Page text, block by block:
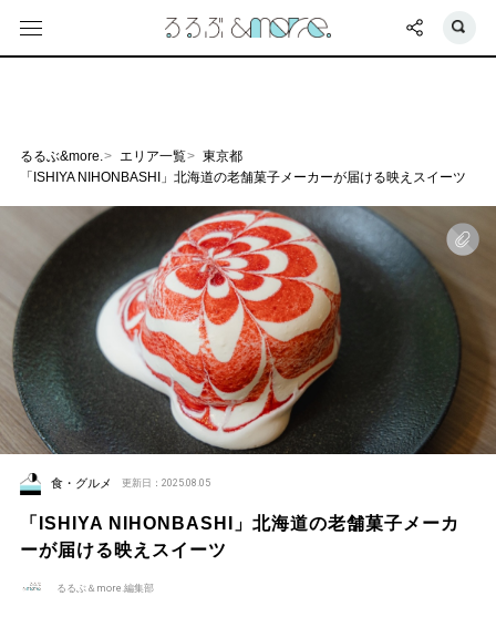
るるぶ&more. エリア一覧
東京都
「ISHIYA NIHONBASHI」北海道の老舗菓子メーカーが届ける映えスイーツ
食・グルメ 更新日：2025.08.05
「ISHIYA NIHONBASHI」北海道の老舗菓子メーカ
ーが届ける映えスイーツ
るるぶ＆more.編集部